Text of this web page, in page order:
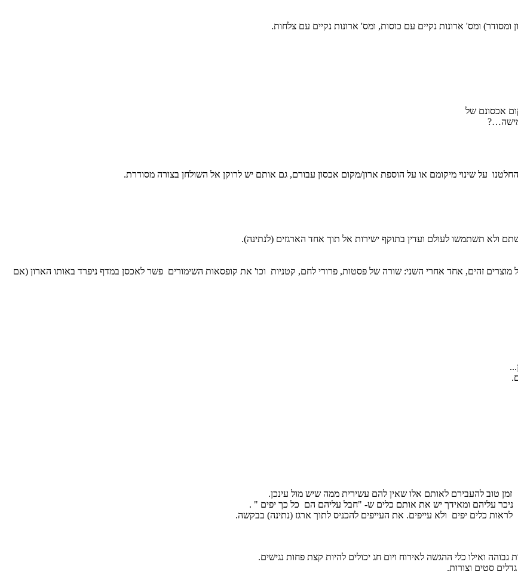
ומס' ארונות נקיים עם כוסות, ומס' ארונות נקיים עם צלחות.
אכסונם של
על שינוי מיקומם או על הוספת ארון/מקום אכסון עבורם, גם אותם יש לרוקן אל השולחן בצורה מסודרת.
תשתמשו לעולם ועדין בתוקף ישירות אל תוך אחד הארגזים (לנתינה).
מוצרים זהים, אחד אחרי השני: שורה של פסטות, פרורי לחם, קטניות וכו' את קופסאות השימורים פשר לאכסן במדף ניפרד באותו הארון (אם
טוב להעבירם לאותם אלו שאין להם עשירית ממה שיש מול עינכן.
ניכר עליהם ומאידך יש את אותם כלים ש- "חבל עליהם הם כל כך יפים " .
כלים יפים ולא עייפים. את העייפים להכניס לתוך ארגז (נתינה) בבקשה.
ואילו כלי ההגשה לאירוח ויום חג יכולים להיות קצת פחות נגישים.
סטים וצורות.